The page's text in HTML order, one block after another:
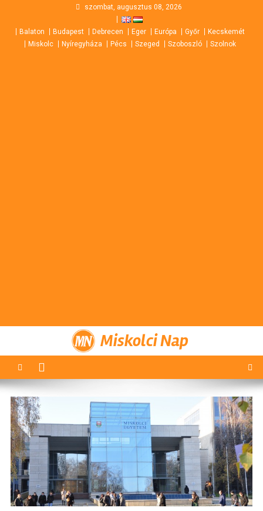
content
szombat, augusztus 08, 2026
Balaton Budapest Debrecen Eger Európa Győr
Kecskemét
Miskolc
Nyíregyháza Pécs Szeged Szoboszló Szolnok
Miskolci Nap